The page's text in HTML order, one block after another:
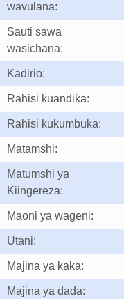
wavulana:
Sauti sawa
wasichana:
Kadirio:
Rahisi kuandika:
Rahisi kukumbuka:
Matamshi:
Matumshi ya
Kiingereza:
Maoni ya wageni:
Utani:
Majina ya kaka:
Majina ya dada: